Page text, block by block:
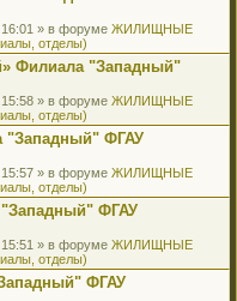
» в форуме ЖИЛИЩНЫЕ
отделы)
Филиала "Западный"
» в форуме ЖИЛИЩНЫЕ
отделы)
"Западный" ФГАУ
» в форуме ЖИЛИЩНЫЕ
отделы)
ФГАУ
» в форуме ЖИЛИЩНЫЕ
отделы)
ФГАУ